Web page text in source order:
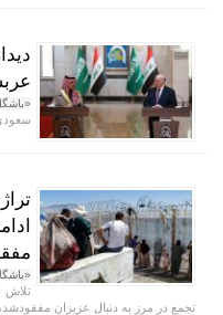
تلاش
تجمع در مرز به دنبال عزیزان